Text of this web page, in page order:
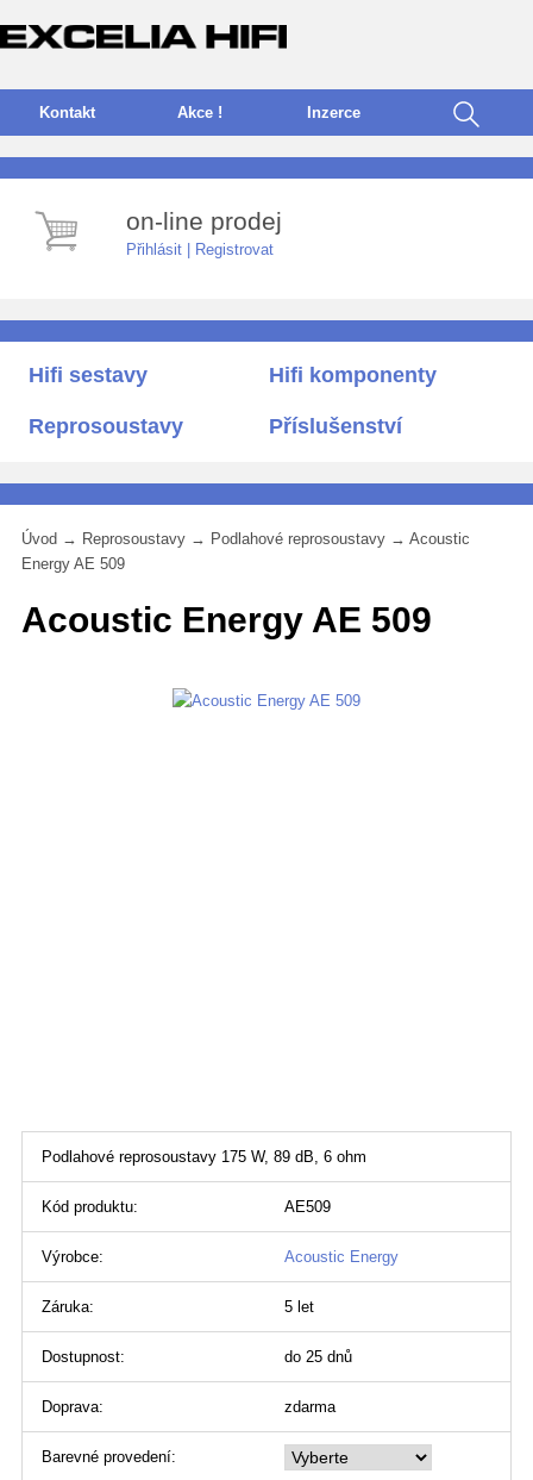
Kontakt Akce ! nzerce
on-line prodej
Přihlásit Registrovat
Hifi sestavy Hifi komponenty
Reprosoustavy Příslušenství
Úvod → Reprosoustavy → Podlahové reprosoustavy → Acoustic
Energy AE 509
Acoustic Energy AE 509
Podlahové reprosoustavy 175 W, 89 dB, 6 ohm
Kód produktu: AE509
Výrobce: Acoustic Energy
Záruka: 5 let
Dostupnost: do 25 dnů
Doprava: zdarma
Barevné provedení: